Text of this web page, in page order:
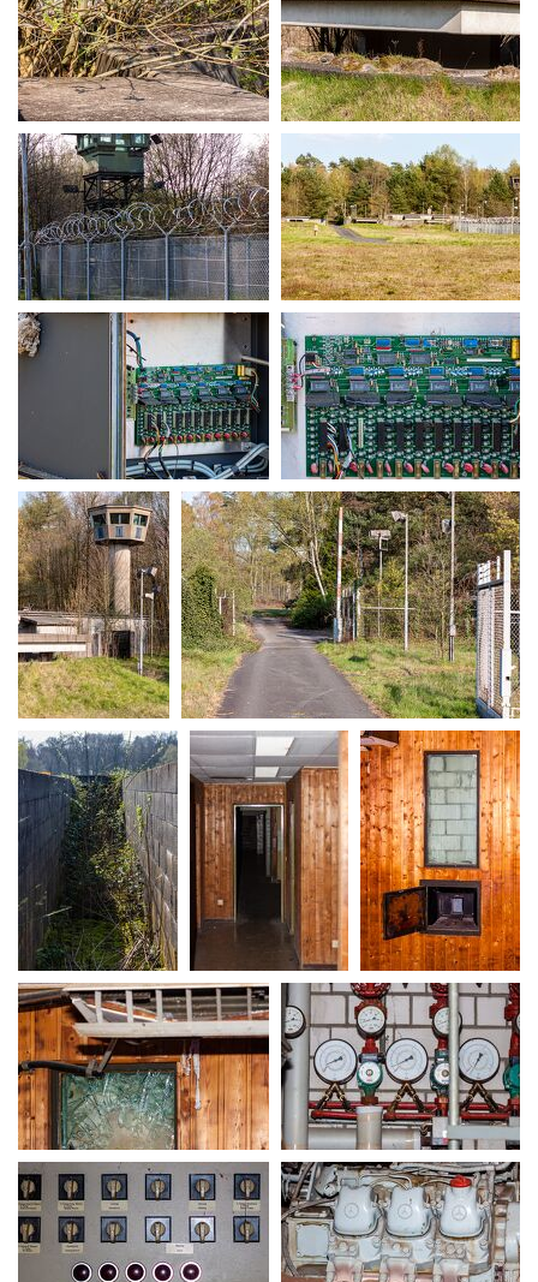
MG 0071 MG 0074
MG 0075 MG 0079
MG 0081 MG 0084
MG 0089 MG 0100
MG 0108 MG 0112 MG 0115
MG 0116 MG 0117